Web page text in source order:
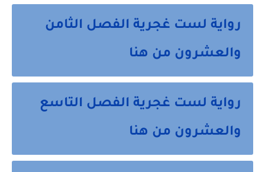
رواية لست غجرية الفصل الثامن
والعشرون من هنا
رواية لست غجرية الفصل التاسع
والعشرون من هنا